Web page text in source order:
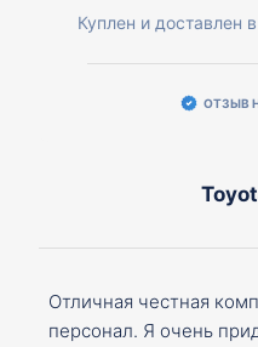
Куплен и доставлен
ОТЗЫВ
Отличная честная
персонал. Я очень